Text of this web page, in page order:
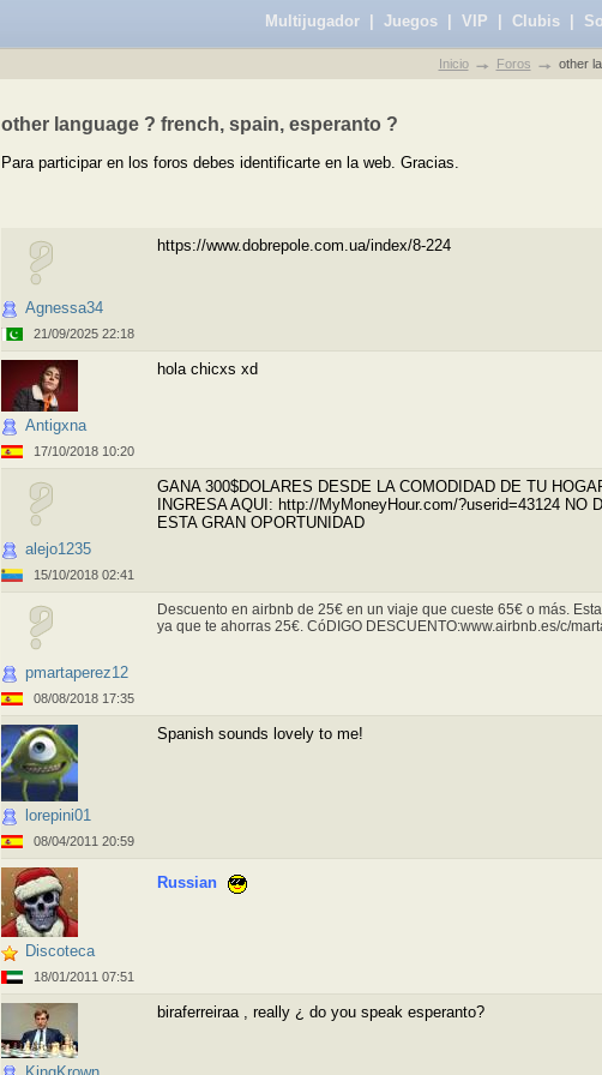
Multijugador| Juegos| VIP Clubis|
Inicio Foros other
other language ? french, spain, esperanto ?
Para participar en los foros debes identificarte en la web. Gracias.
Agnessa34
21/09/2025 22:18
https://www.dobrepole.com.ua/index/8-224
Antigxna
17/10/2018 10:20
hola chicxs xd
alejo1235
15/10/2018 02:41
GANA 300$DOLARES DESDE LA COMODIDAD DE TU
INGRESA AQUI: http://MyMoneyHour.com/?userid=43124 NO
ESTA GRAN OPORTUNIDAD
pmartaperez12
08/08/2018 17:35
Descuento en airbnb de 25€ en un viaje que cueste 65€ o más.
ya que te ahorras 25€. CóDIGO DESCUENTO:www.airbnb.es/c/
lorepini01
08/04/2011 20:59
Spanish sounds lovely to me!
Discoteca
18/01/2011 07:51
Russian
biraferreiraa , really ¿ do you speak esperanto?